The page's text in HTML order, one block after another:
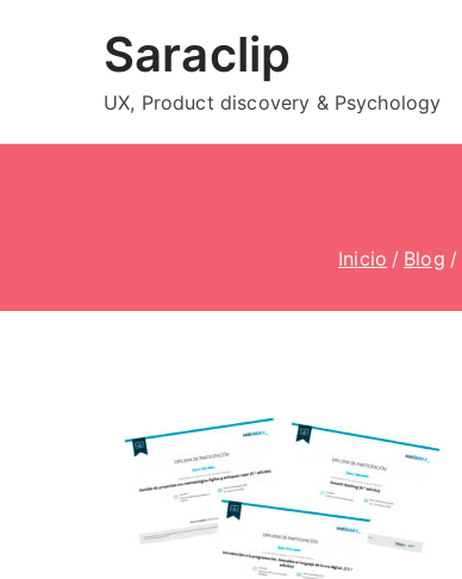
Saraclip
UX, Product discovery & Psychology
Inicio Blog